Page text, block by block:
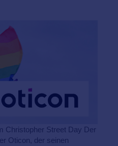
Christopher Street Day Der
Oticon, der seinen